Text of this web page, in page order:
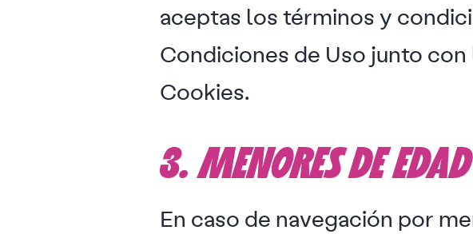
aceptas los términos y
Condiciones de Uso junto
Cookies.
3. MENORES DE EDAD
En caso de navegación por